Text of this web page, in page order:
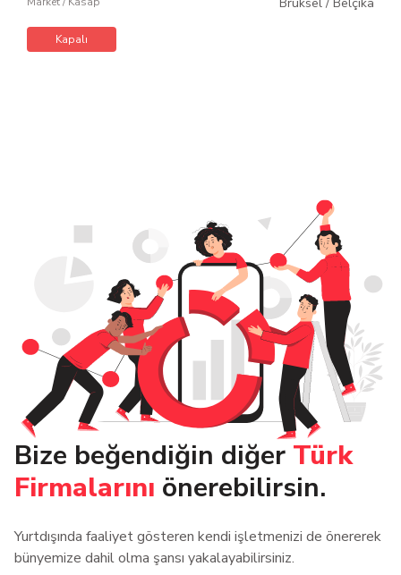
Kapalı
Bize beğendiğin diğer Türk
Firmalarını önerebilirsin.
Yurtdışında faaliyet gösteren kendi işletmenizi de önererek
bünyemize dahil olma şansı yakalayabilirsiniz.